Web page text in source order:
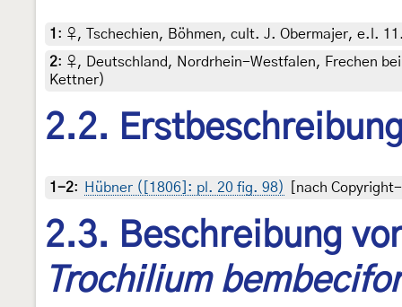
1 : ♀, Tschechien, Böhmen, cult. J. Obermajer, e.l.
2: ♀, Deutschland, Nordrhein-Westfalen, Frechen
Kettner)
2.2.
1-2: Hübner ([1806]: pl. 20 fig. 98) [nach
2.3. Beschreibung
Trochilium